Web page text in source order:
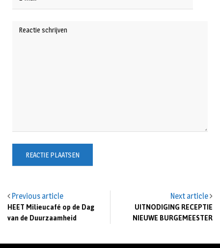
Previous article
HEET Milieucafé op de Dag
van de Duurzaamheid
Next article
UITNODIGING RECEPTIE
NIEUWE BURGEMEESTER